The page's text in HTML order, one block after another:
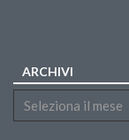
ARCHIVI